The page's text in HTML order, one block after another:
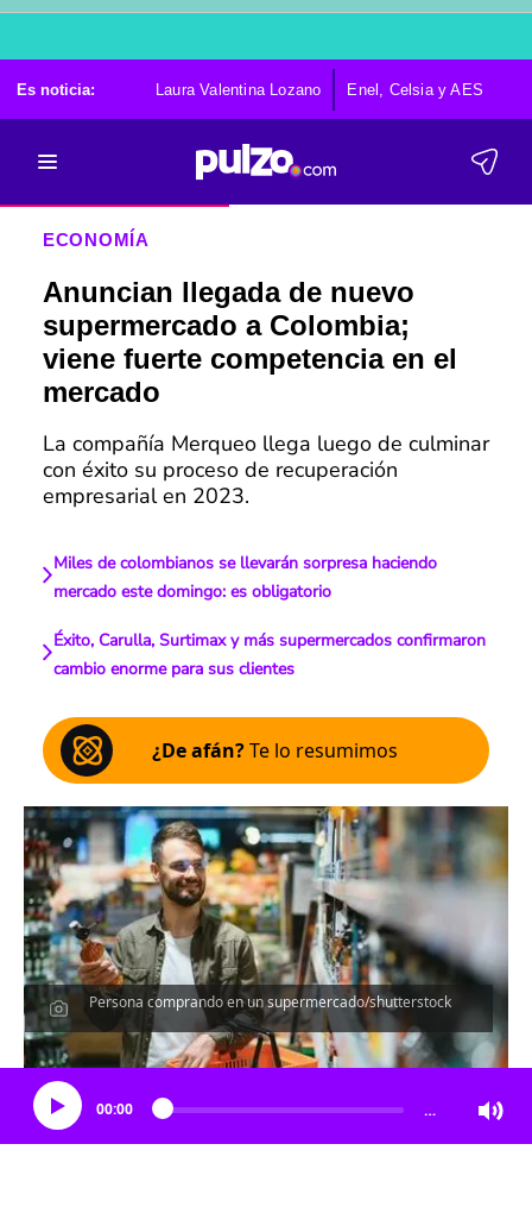
Es noticia: Laura Valentina Lozano Enel, Celsia y AES
ECONOMÍA
Anuncian llegada de nuevo
supermercado a Colombia;
viene fuerte competencia en el
mercado
La compañía Merqueo llega luego de culminar
con éxito su proceso de recuperación
empresarial en 2023.
Miles de colombianos se llevarán sorpresa haciendo
mercado este domingo: es obligatorio
Éxito, Carulla, Surtimax y más supermercados confirmaron
cambio enorme para sus clientes
¿De afán?Te lo resumimos
Persona comprando en un supermercado/shutterstock
Escucha el artículo
00:00 …